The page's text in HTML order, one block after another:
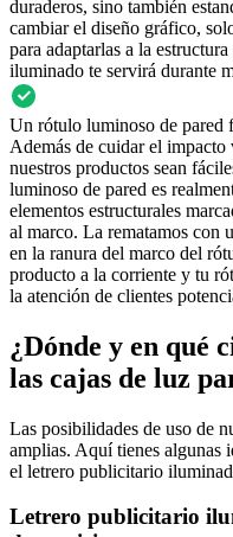
duraderos, sino también
cambiar el diseño gráfico,
para adaptarlas a la
iluminado te servirá durante
Un rótulo luminoso de pared
Además de cuidar el impacto
nuestros productos sean
luminoso de pared es
elementos estructurales
al marco. La rematamos con
en la ranura del marco del
producto a la corriente y tu
la atención de clientes
¿Dónde y en qué
las cajas de luz
Las posibilidades de uso de
amplias. Aquí tienes algunas
el letrero publicitario
Letrero publicitario